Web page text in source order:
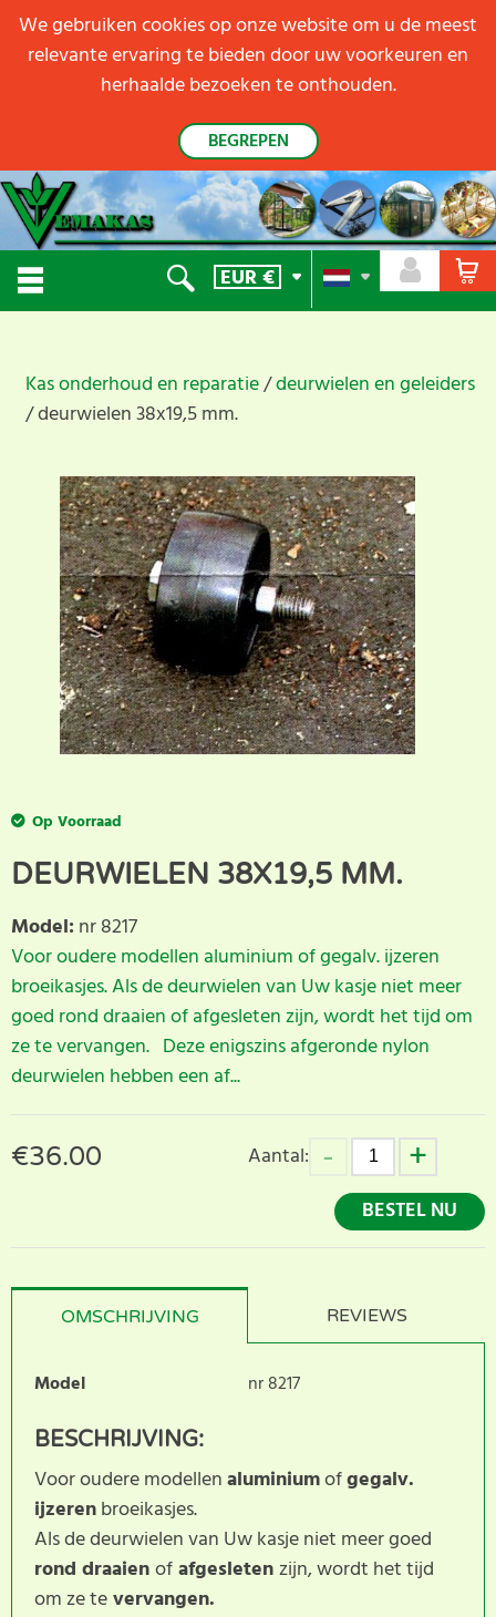
EUR€
Kas onderhoud en reparatie deurwielen en geleiders
deurwielen 38x19,5 mm.
Op Voorraad
DEURWIELEN 38X19,5 MM.
Model: nr 8217
Voor oudere modellen aluminium of gegalv. ijzeren
broeikasjes. Als de deurwielen van Uw kasje niet meer
goed rond draaien of afgesleten zijn, wordt het tijd om
ze te vervangen. Deze enigszins afgeronde nylon
deurwielen hebben een af...
€36.00
Aantal:
BESTEL NU
OMSCHRIJVING REVIEWS
Model nr 8217
BESCHRIJVING:
Voor oudere modellenaluminiumofgegalv.
ijzerenbroeikasjes.
Als de deurwielen van Uw kasje niet meer goed
rond draaienofafgesletenzijn, wordt het tijd
om ze tevervangen.
We gebruiken cookies op onze website om u de meest
relevante ervaring te bieden door uw voorkeuren en
herhaalde bezoeken te onthouden.
BEGREPEN